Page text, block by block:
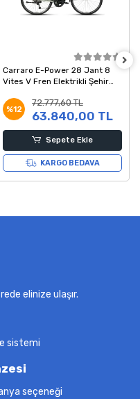
Carraro E-Power 28 Jant 8
Vites V Fren Elektrikli Şehir
Kadro
%12
72.777,60 TL
63.840,00 TL
Sepete Ekle
KARGO BEDAVA
elinize ulaşır.
sistemi
seçeneği